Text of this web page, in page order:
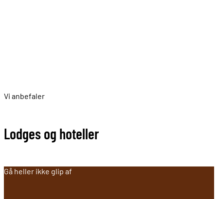
Vi anbefaler
Lodges og hoteller
Gå heller ikke glip af